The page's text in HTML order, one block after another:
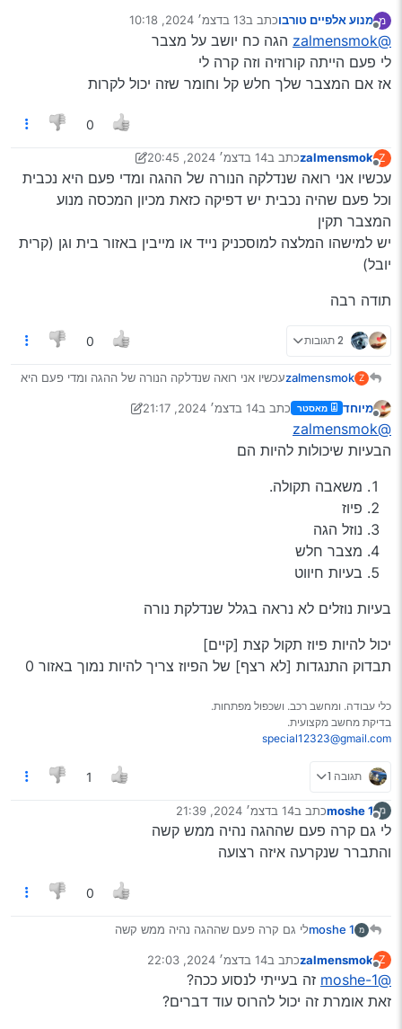
מ
מנותק
מנוע אלפיים טורבוכתב ב13 בדצמ׳ 2024, 10:18
נערך לאחרונה על ידי
@zalmensmok
הגה כח יושב על מצבר
לי פעם הייתה קורוזיה וזה קרה לי
אז אם המצבר שלך חלש קל וחומר שזה יכול לקרות
0
Z
zalmensmokכתב ב14 בדצמ׳ 2024, 20:45
נערך לאחרונה על ידי zalmensmok
עכשיו אני רואה שנדלקה הנורה של ההגה ומדי פעם היא נכבית
וכל פעם שהיה נכבית יש דפיקה כזאת מכיון המכסה מנוע
המצבר תקין
יש למישהו המלצה למוסכניק נייד או מייבין באזור בית וגן (קרית
יובל)
תודה רבה
2 תגובות 0
Z
zalmensmokעכשיו אני רואה שנדלקה הנורה של ההגה ומדי פעם היא
המכסה מנוע
יש למישהו המלצה למוסכניק נייד או מייבין באזור בית
תודה רבה
מנותק
מיוחד מאסטר כתב ב14 בדצמ׳ 2024, 21:17
נערך לאחרונה על ידי מיוחד
@zalmensmok
הבעיות שיכולות להיות הם
משאבה תקולה.
פיוז
נוזל הגה
מצבר חלש
בעיות חיווט
בעיות נוזלים לא נראה בגלל שנדלקת נורה
יכול להיות פיוז תקול קצת [קיים]
תבדוק התנגדות [לא רצף] של הפיוז צריך להיות נמוך באזור 0
כלי עבודה. ומחשב רכב. ושכפול מפתחות.
בדיקת מחשב מקצועית.
special12323@gmail.com
תגובה 1 1
מנותק
moshe 1כתב ב14 בדצמ׳ 2024, 21:39
נערך לאחרונה על ידי
לי גם קרה פעם שההגה נהיה ממש קשה
והתברר שנקרעה איזה רצועה
0
moshe 1לי גם קרה פעם שההגה נהיה ממש קשה
Z
מנותק
zalmensmokכתב ב14 בדצמ׳ 2024, 22:03
נערך לאחרונה על ידי
@moshe-1
זה בעייתי לנסוע ככה?
זאת אומרת זה יכול להרוס עוד דברים?